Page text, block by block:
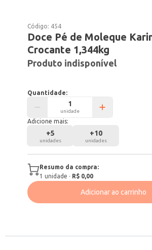
Código: 454
Doce Pé de Moleque
Crocante 1,344kg
Produto indisponível
Quantidade:
unidade
Adicione mais:
+5
unidades
+10
unidades
Resumo da compra:
1 unidade · R$ 0,00
Adicionar ao carrinho